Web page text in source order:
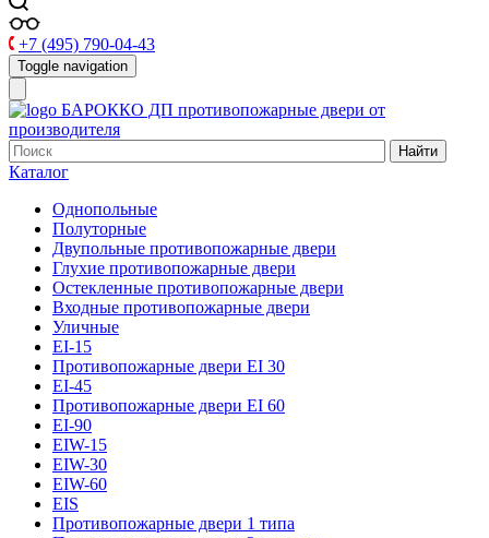
+7 (495) 790-04-43
Toggle navigation
БАРОККО ДП противопожарные двери от
производителя
Найти
Каталог
Однопольные
Полуторные
Двупольные противопожарные двери
Глухие противопожарные двери
Остекленные противопожарные двери
Входные противопожарные двери
Уличные
EI-15
Противопожарные двери EI 30
EI-45
Противопожарные двери EI 60
EI-90
EIW-15
EIW-30
EIW-60
EIS
Противопожарные двери 1 типа